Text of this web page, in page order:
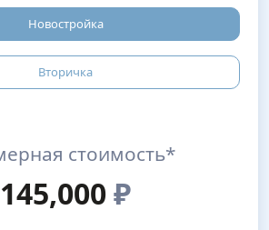
Новостройка
Вторичка
стоимость*
145,000₽